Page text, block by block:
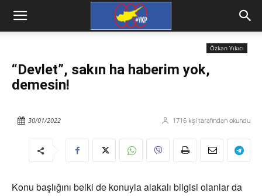
Özkan Yıkıcı
“Devlet”, sakın ha haberim yok,
demesin!
1716 kişi tarafından okundu
30/01/2022
Konu başlığını belki de konuyla alakalı bilgisi olanlar da